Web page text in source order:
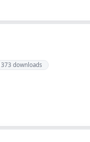
373 downloads